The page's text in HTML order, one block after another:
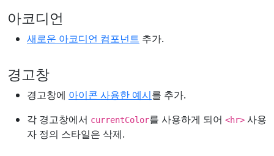
아코디언
새로운 아코디언 컴포넌트 추가.
경고창
경고창에 아이콘 사용한 예시를 추가.
각 경고창에서 currentColor를 사용하게 되어 <hr> 사용
자 정의 스타일은 삭제.